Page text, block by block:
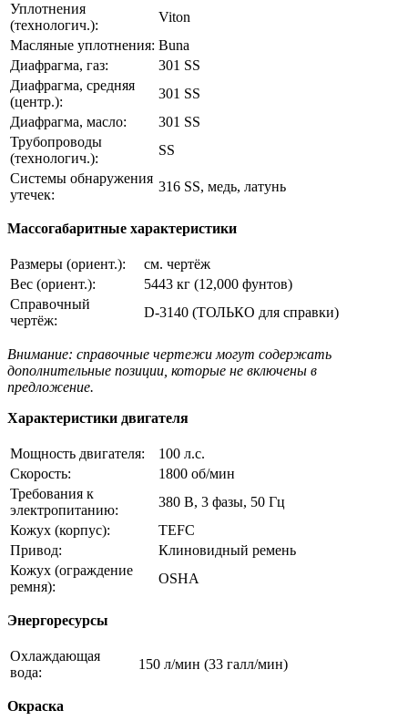
Уплотнения
(технологич.):
Viton
Масляные уплотнения: Buna
Диафрагма, газ:
301 SS
Диафрагма, средняя
(центр.):
301 SS
Диафрагма, масло:
301 SS
Трубопроводы
(технологич.):
SS
Системы обнаружения
утечек:
316 SS, медь, латунь
Массогабаритные характеристики
Размеры (ориент.):
см. чертёж
Вес (ориент.):
5443 кг (12,000 фунтов)
Справочный
чертёж:
D-3140 (ТОЛЬКО для справки)
Внимание: справочные чертежи могут содержать
дополнительные позиции, которые не включены в
предложение.
Характеристики двигателя
Мощность двигателя:
100 л.с.
Скорость:
1800 об/мин
Требования к
электропитанию:
380 В, 3 фазы, 50 Гц
Кожух (корпус):
TEFC
Привод:
Клиновидный ремень
Кожух (ограждение
ремня):
OSHA
Энергоресурсы
Охлаждающая
вода:
150 л/мин (33 галл/мин)
Окраска